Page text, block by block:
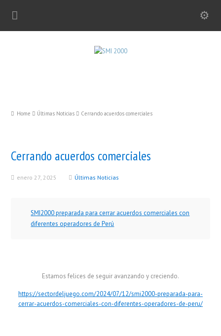
Home Últimas Noticias Cerrando acuerdos comerciales
Cerrando acuerdos comerciales
enero 27, 2025 Últimas Noticias
SMI2000 preparada para cerrar acuerdos comerciales con
diferentes operadores de Perú
Estamos felices de seguir avanzando y creciendo.
https://sectordeljuego.com/2024/07/12/smi2000-preparada-para-
cerrar-acuerdos-comerciales-con-diferentes-operadores-de-peru/